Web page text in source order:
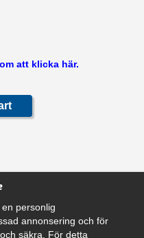
att klicka här.
personlig
annonsering och för
säkra. För detta